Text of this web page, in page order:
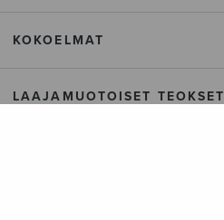
KOKOELMAT
LAAJAMUOTOISET TEOKSET